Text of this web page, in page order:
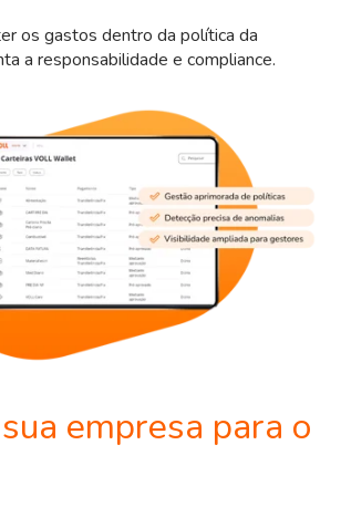
os gastos dentro da política da
a responsabilidade e compliance.
empresa para o